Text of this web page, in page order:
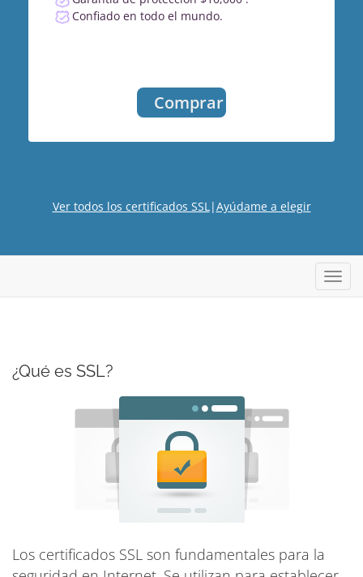
Confiado en todo el mundo.
Comprar
Ver todos los certificados SSL |Ayúdame a elegir
¿Qué es SSL?
Los certificados SSL son fundamentales para la